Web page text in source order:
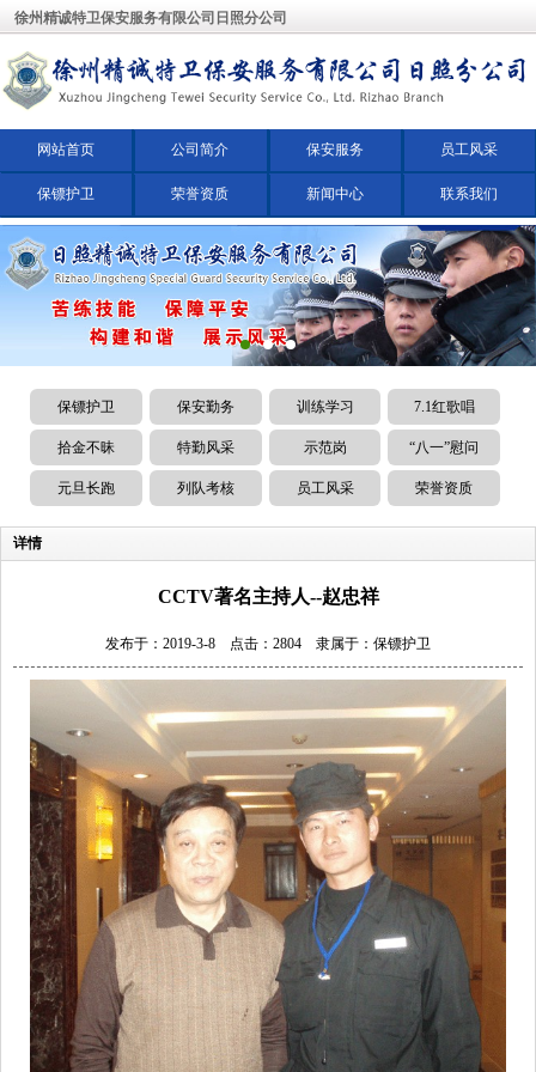
徐州精诚特卫保安服务有限公司日照分公司
网站首页 公司简介 保安服务 员工风采
保镖护卫 荣誉资质 新闻中心 联系我们
1 2
保镖护卫 保安勤务 训练学习 7.1红歌唱
拾金不昧 特勤风采 示范岗 “八一”慰问
元旦长跑 列队考核 员工风采 荣誉资质
详情
CCTV著名主持人--赵忠祥
发布于：2019-3-8 点击：2804 隶属于： 保镖护卫